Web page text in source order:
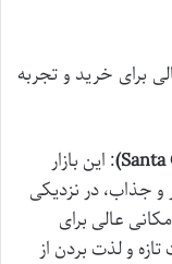
برای خرید و تجربه
: این بازار
جذاب، در نزدیکی
مکانی عالی برای
و لذت بردن از